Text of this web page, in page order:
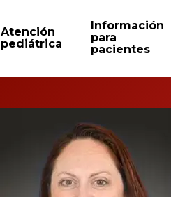
Atención
pediátrica
Información
para
pacientes